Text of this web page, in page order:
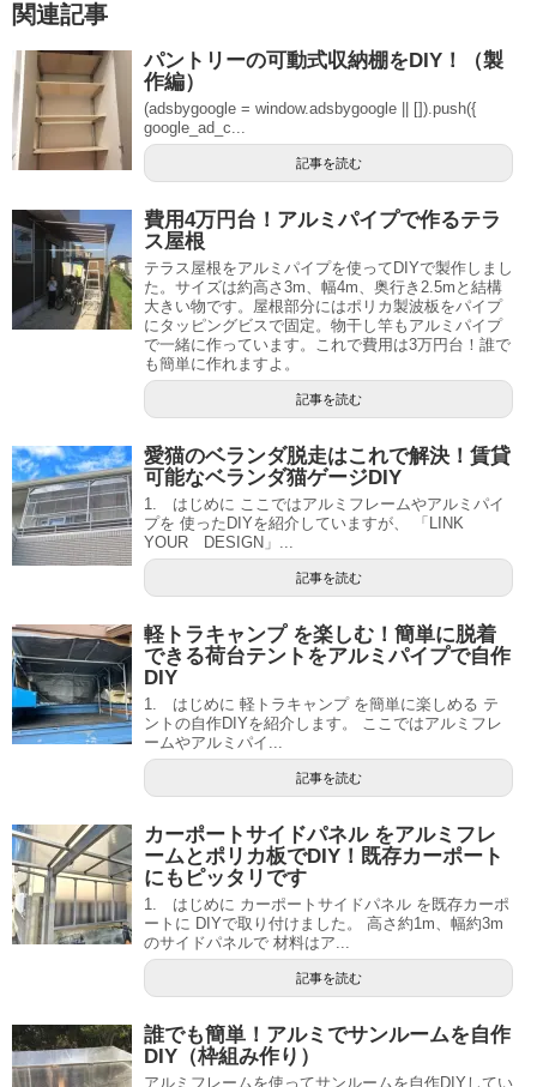
関連記事
パントリーの可動式収納棚をDIY！（製
作編）
(adsbygoogle = window.adsbygoogle || []).push({
google_ad_c...
記事を読む
費用4万円台！アルミパイプで作るテラ
ス屋根
テラス屋根をアルミパイプを使ってDIYで製作しまし
た。サイズは約高さ3m、幅4m、奥行き2.5mと結構
大きい物です。屋根部分にはポリカ製波板をパイプ
にタッピングビスで固定。物干し竿もアルミパイプ
で一緒に作っています。これで費用は3万円台！誰で
も簡単に作れますよ。
記事を読む
愛猫のベランダ脱走はこれで解決！賃貸
可能なベランダ猫ゲージDIY
1. はじめに ここではアルミフレームやアルミパイ
プを 使ったDIYを紹介していますが、 「LINK
YOUR DESIGN」...
記事を読む
軽トラキャンプ を楽しむ！簡単に脱着
できる荷台テントをアルミパイプで自作
DIY
1. はじめに 軽トラキャンプ を簡単に楽しめる テ
ントの自作DIYを紹介します。 ここではアルミフレ
ームやアルミパイ...
記事を読む
カーポートサイドパネル をアルミフレ
ームとポリカ板でDIY！既存カーポート
にもピッタリです
1. はじめに カーポートサイドパネル を既存カーポ
ートに DIYで取り付けました。 高さ約1m、幅約3m
のサイドパネルで 材料はア...
記事を読む
誰でも簡単！アルミでサンルームを自作
DIY（枠組み作り）
アルミフレームを使ってサンルームを自作DIYしてい